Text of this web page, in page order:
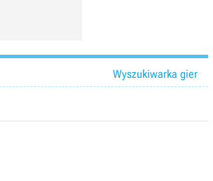
Wyszukiwarka gier